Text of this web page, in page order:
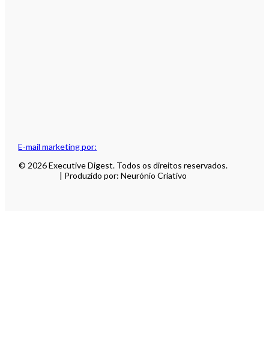
E-mail marketing por:
© 2026 Executive Digest. Todos os direitos reservados.
| Produzido por: Neurónio Criativo